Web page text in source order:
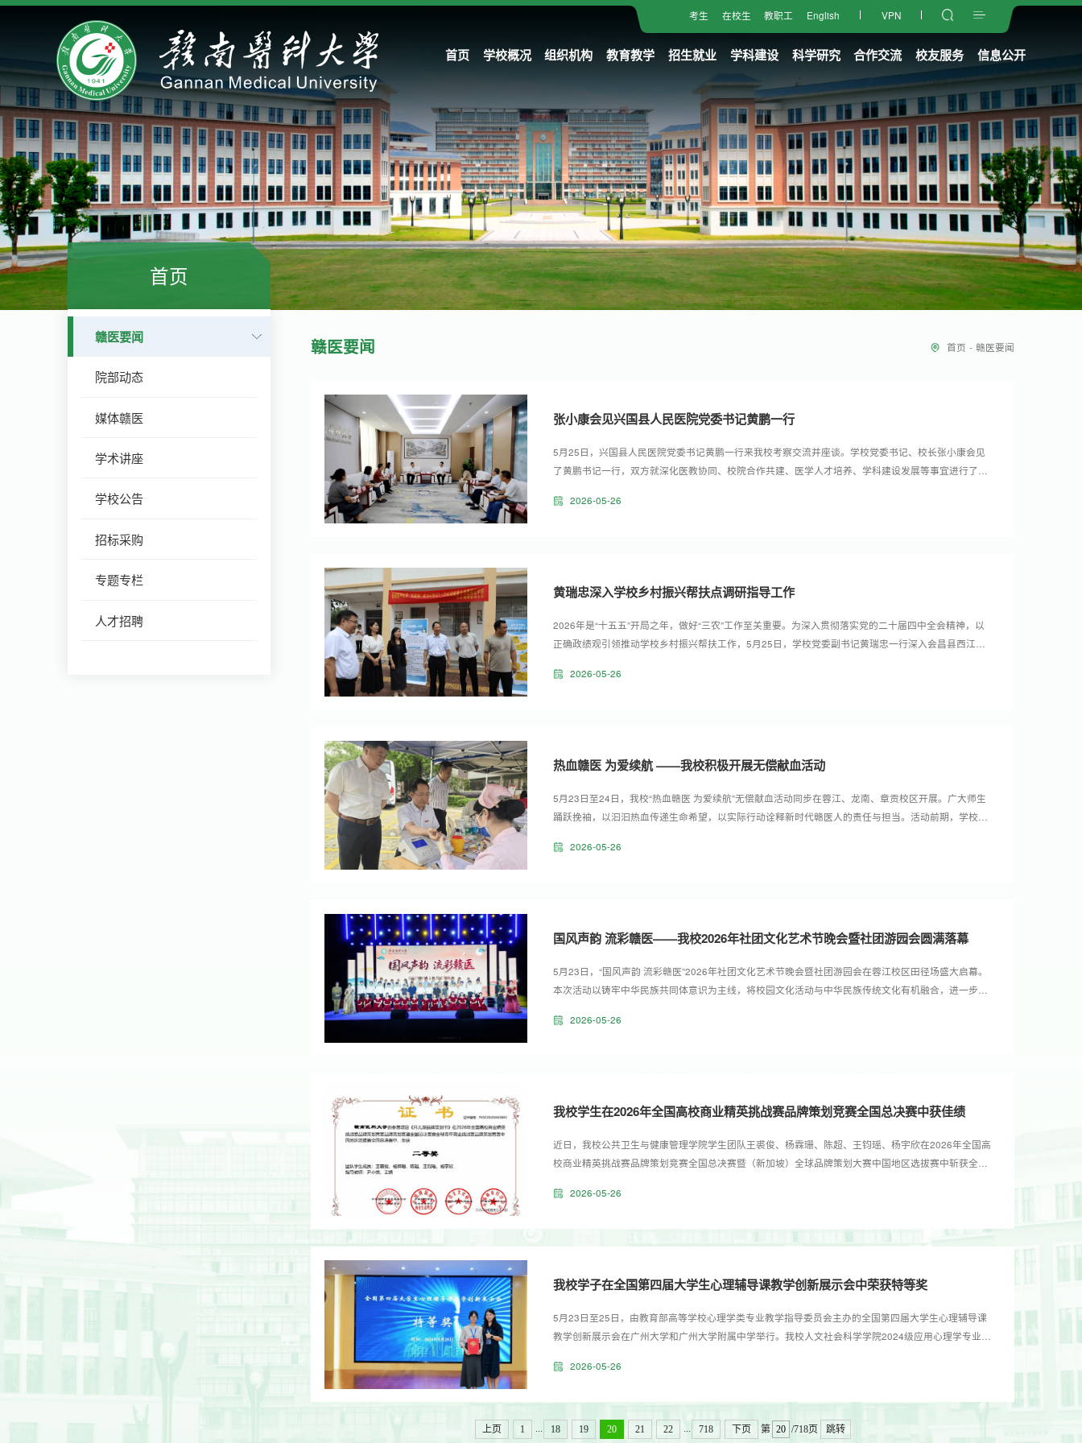
考生 在校生 教职工 English VPN
首页 学校概况 组织机构 教育教学 招生就业 学科建设 科学研究 合作交流 校友服务 信息公开
首页
赣医要闻
院部动态
媒体赣医
学术讲座
学校公告
招标采购
专题专栏
人才招聘
赣医要闻 首页 - 赣医要闻
张小康会见兴国县人民医院党委书记黄鹏一行
5月25日，兴国县人民医院党委书记黄鹏一行来我校考察交流并座谈。学校党委书记、校长张小康会见
了黄鹏书记一行，双方就深化医教协同、校院合作共建、医学人才培养、学科建设发展等事宜进行了深
动。黄鹏对我校办学成效与育人质量给予高度评价，并介绍了兴国县人民医院发展现状、科室建设、临
2026-05-26
黄瑞忠深入学校乡村振兴帮扶点调研指导工作
2026年是“十五五”开局之年，做好“三农”工作至关重要。为深入贯彻落实党的二十届四中全会精神，以
正确政绩观引领推动学校乡村振兴帮扶工作，5月25日，学校党委副书记黄瑞忠一行深入会昌县西江镇
余凯参加相关活动。学校党委常委、组织部部长徐华平、团委书记郑直以及党委组织部有关负责同志参
2026-05-26
热血赣医 为爱续航 ——我校积极开展无偿献血活动
5月23日至24日，我校“热血赣医 为爱续航”无偿献血活动同步在蓉江、龙南、章贡校区开展。广大师生
踊跃挽袖，以汩汩热血传递生命希望，以实际行动诠释新时代赣医人的责任与担当。活动前期，学校领
校园公众号、班级通知、宣传海报等多元载体，普及献血常识、讲明参与规范。同时积极发出爱心倡
2026-05-26
国风声韵 流彩赣医——我校2026年社团文化艺术节晚会暨社团游园会圆满落幕
5月23日，“国风声韵 流彩赣医”2026年社团文化艺术节晚会暨社团游园会在蓉江校区田径场盛大启幕。
本次活动以铸牢中华民族共同体意识为主线，将校园文化活动与中华民族传统文化有机融合，进一步增
赖传景亲临现场，与千余名师生共同沉浸于这场传统文化与青春活力交融的视听盛宴。晚会在大学生艺
2026-05-26
我校学生在2026年全国高校商业精英挑战赛品牌策划竞赛全国总决赛中获佳绩
近日，我校公共卫生与健康管理学院学生团队王裘俊、杨霖珊、陈超、王钧瑶、杨宇欣在2026年全国高
校商业精英挑战赛品牌策划竞赛全国总决赛暨（新加坡）全球品牌策划大赛中国地区选拔赛中斩获全国
赛中国地区选拔赛由全球华人营销联盟（GCMF）、中国国际贸易促进委员会商业行业委员会、中国国
2026-05-26
我校学子在全国第四届大学生心理辅导课教学创新展示会中荣获特等奖
5月23日至25日，由教育部高等学校心理学类专业教学指导委员会主办的全国第四届大学生心理辅导课
教学创新展示会在广州大学和广州大学附属中学举行。我校人文社会科学学院2024级应用心理学专业学
等奖。本次展示会汇聚了来自全国109所高校的143名入围决赛的优秀学子，竞争异常激烈。决赛分现场
2026-05-26
上页 1 ... 18 19 20 21 22 ... 718 下页 第 /718页 跳转